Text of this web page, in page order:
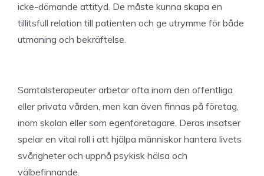
icke-dömande attityd. De måste kunna skapa en
tillitsfull relation till patienten och ge utrymme för både
utmaning och bekräftelse.
Samtalsterapeuter arbetar ofta inom den offentliga
eller privata vården, men kan även finnas på företag,
inom skolan eller som egenföretagare. Deras insatser
spelar en vital roll i att hjälpa människor hantera livets
svårigheter och uppnå psykisk hälsa och
välbefinnande.